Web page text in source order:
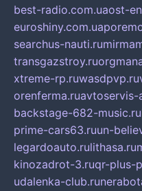
best-radio.com.uaost-
euroshiny.com.ua
searchus-nauti.ru
transgazstroy.ru
xtreme-rp.ruwasdpvp.ru
orenferma.ruavtoservis-
backstage-682-music.ru
prime-cars63.ruun-
legardoauto.rulithasa.ru
kinozadrot-3.ruqr-plus-
udalenka-club.ru